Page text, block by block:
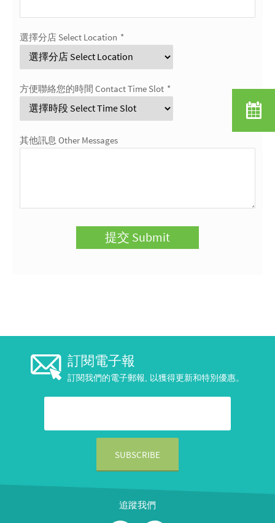
選擇分店 Select Location *
方便聯絡您的時間 Contact Time Slot *
其他訊息 Other Messages
提交 Submit
訂閱電子報
訂閱我們的電子郵報, 以獲得更新和特別優惠。
追蹤我們